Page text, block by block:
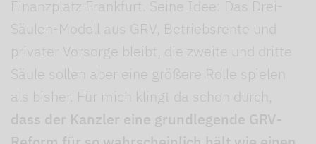
Finanzplatz Frankfurt. Seine Idee: Das Drei-
Säulen-Modell aus GRV, Betriebsrente und
privater Vorsorge bleibt, die zweite und dritte
Säule sollen aber eine größere Rolle spielen
als bisher. Für mich klingt da schon durch,
dass der Kanzler eine grundlegende GRV-